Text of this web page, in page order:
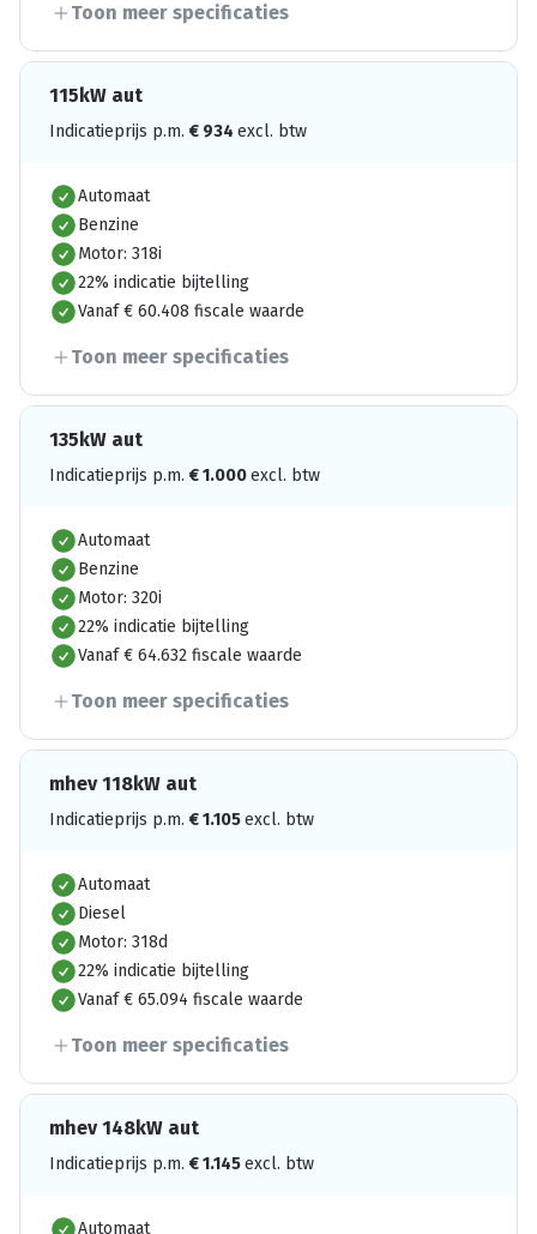
Toon meer specificaties
115kW aut
Indicatieprijs p.m. € 934 excl. btw
Automaat
Benzine
Motor: 318i
22% indicatie bijtelling
Vanaf € 60.408 fiscale waarde
Toon meer specificaties
135kW aut
Indicatieprijs p.m. €1.000excl. btw
Automaat
Benzine
Motor: 320i
22% indicatie bijtelling
Vanaf € 64.632 fiscale waarde
Toon meer specificaties
mhev 118kW aut
Indicatieprijs p.m. €1.105excl. btw
Automaat
Diesel
Motor: 318d
22% indicatie bijtelling
Vanaf € 65.094 fiscale waarde
Toon meer specificaties
mhev 148kW aut
Indicatieprijs p.m. €1.145excl. btw
Automaat